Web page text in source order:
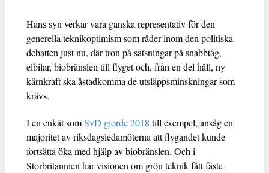
Hans syn verkar vara ganska representativ för den
generella teknikoptimism som råder inom den politiska
debatten just nu, där tron på satsningar på snabbtåg,
elbilar, biobränslen till flyget och, från en del håll, ny
kärnkraft ska åstadkomma de utsläppsminskningar som
krävs.
I en enkät somSvD gjorde 2018 till exempel, ansåg en
majoritet av riksdagsledamöterna att flygandet kunde
fortsätta öka med hjälp av biobränslen. Och i
Storbritannien har visionen om grön teknik fått fäste